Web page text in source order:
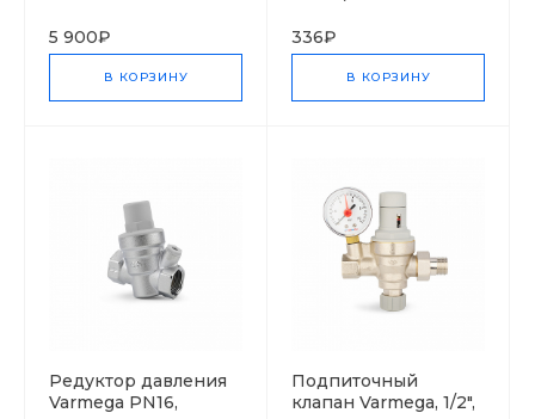
Varmega, 1/2", с
разъемными
соединениями
5 900₽
В КОРЗИНУ
предела
336₽
В КОРЗИНУ
Редуктор давления
Varmega PN16,
Подпиточный
клапан Varmega, 1/2",